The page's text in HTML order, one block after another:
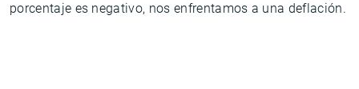
porcentaje es negativo, nos enfrentamos a una deflación.